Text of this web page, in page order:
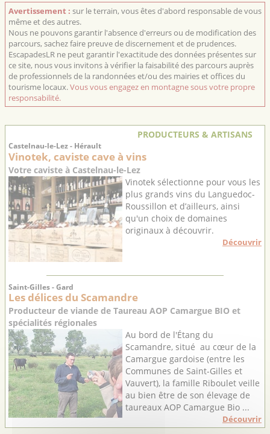
Avertissement : sur le terrain, vous êtes d'abord responsable de vous
même et des autres.
Nous ne pouvons garantir l'absence d'erreurs ou de modification des
parcours, sachez faire preuve de discernement et de prudences.
EscapadesLR ne peut garantir l'exactitude des données présentes sur
ce site, nous vous invitons à vérifier la faisabilité des parcours auprès
de professionnels de la randonnées et/ou des mairies et offices du
tourisme locaux.Vous vous engagez en montagne sous votre propre
responsabilité.
PRODUCTEURS & ARTISANS
Castelnau-le-Lez - Hérault
Vinotek, caviste cave à vins
Votre caviste à Castelnau-le-Lez
Vinotek sélectionne pour vous les
plus grands vins du Languedoc-
Roussillon et d’ailleurs, ainsi
qu'un choix de domaines
originaux à découvrir.
Découvrir
Saint-Gilles - Gard
Les délices du Scamandre
Producteur de viande de Taureau AOP Camargue BIO et
spécialités régionales
Au bord de l'Étang du
Scamandre, situé au cœur de la
Camargue gardoise (entre les
Communes de Saint-Gilles et
Vauvert), la famille Riboulet veille
au bien être de son élevage de
taureaux AOP Camargue Bio ...
Découvrir